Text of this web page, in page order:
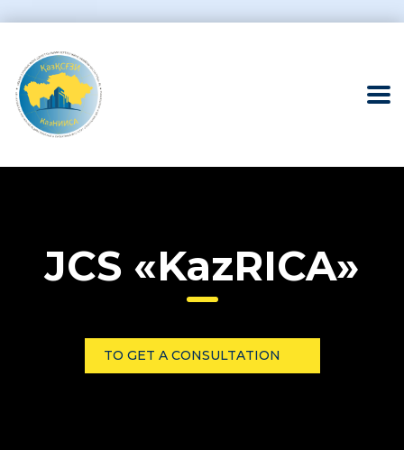
JCS «KazRICA»
TO GET A CONSULTATION